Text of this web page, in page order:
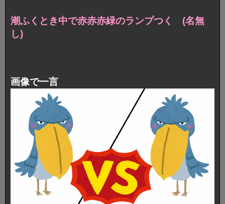
潮ふくとき中で赤赤赤緑のランプつく (名無
し)
画像で一言